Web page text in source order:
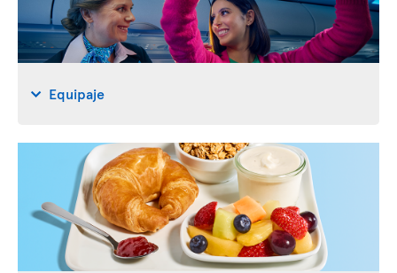
Equipaje